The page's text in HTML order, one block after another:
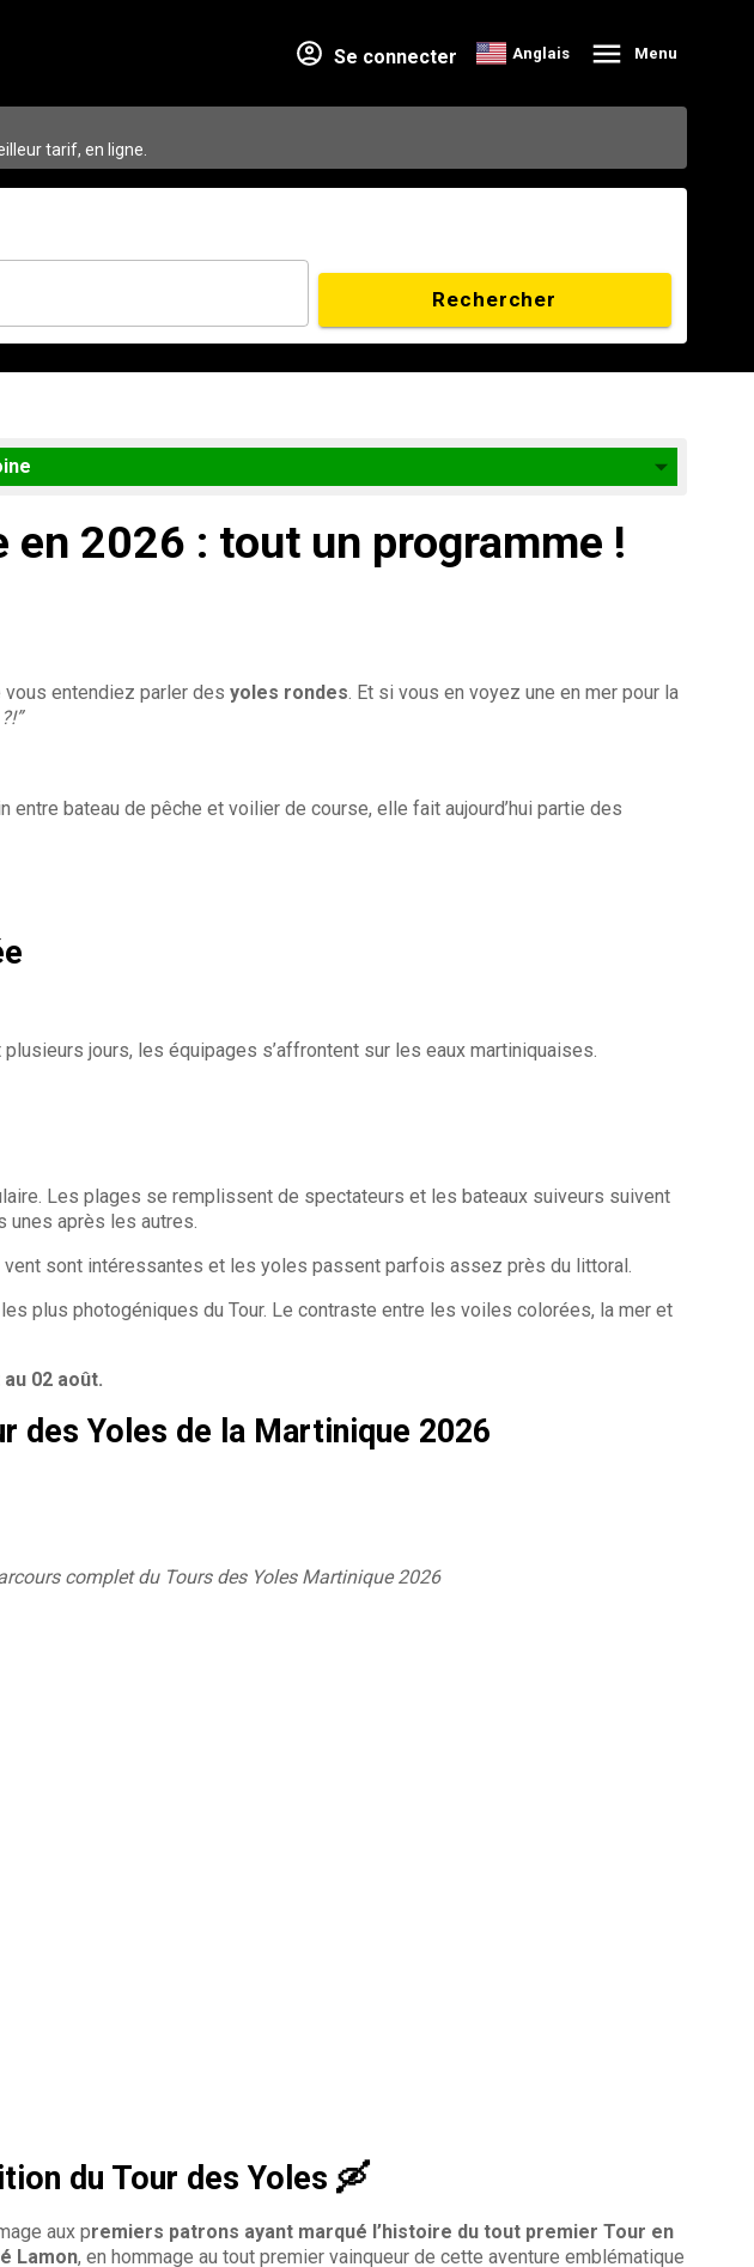
Se connecter Anglais Menu
tarif, en ligne.
Rechercher
2026 : tout un programme !
entendiez parler des yoles rondes. Et si vous en voyez une en mer pour la
bateau de pêche et voilier de course, elle fait aujourd’hui partie des
jours, les équipages s’affrontent sur les eaux martiniquaises.
Les plages se remplissent de spectateurs et les bateaux suiveurs suivent
unes après les autres.
sont intéressantes et les yoles passent parfois assez près du littoral.
plus photogéniques du Tour. Le contraste entre les voiles colorées, la mer et
02 août.
des Yoles de la Martinique 2026
complet du Tours des Yoles Martinique 2026
du Tour des Yoles 🛶
aux premiers patrons ayant marqué l’histoire du tout premier Tour en
Lamon, en hommage au tout premier vainqueur de cette aventure emblématique